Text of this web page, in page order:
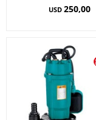
USD 250,00